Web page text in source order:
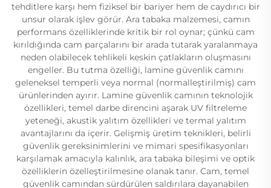
tehditlere karşı hem fiziksel bir bariyer hem de caydırıcı bir
unsur olarak işlev görür. Ara tabaka malzemesi, camın
performans özelliklerinde kritik bir rol oynar; çünkü cam
kırıldığında cam parçalarını bir arada tutarak yaralanmaya
neden olabilecek tehlikeli keskin çatlakların oluşmasını
engeller. Bu tutma özelliği, lamine güvenlik camını
geleneksel temperli veya normal (normalleştirilmiş) cam
ürünlerinden ayırır. Lamine güvenlik camının teknolojik
özellikleri, temel darbe direncini aşarak UV filtreleme
yeteneği, akustik yalıtım özellikleri ve termal yalıtım
avantajlarını da içerir. Gelişmiş üretim teknikleri, belirli
güvenlik gereksinimlerini ve mimari spesifikasyonları
karşılamak amacıyla kalınlık, ara tabaka bileşimi ve optik
özelliklerin özelleştirilmesine olanak tanır. Cam, temel
güvenlik camından sürdürülen saldırılara dayanabilen